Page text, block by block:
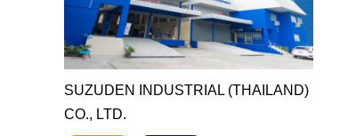
SUZUDEN INDUSTRIAL (THAILAND)
CO., LTD.